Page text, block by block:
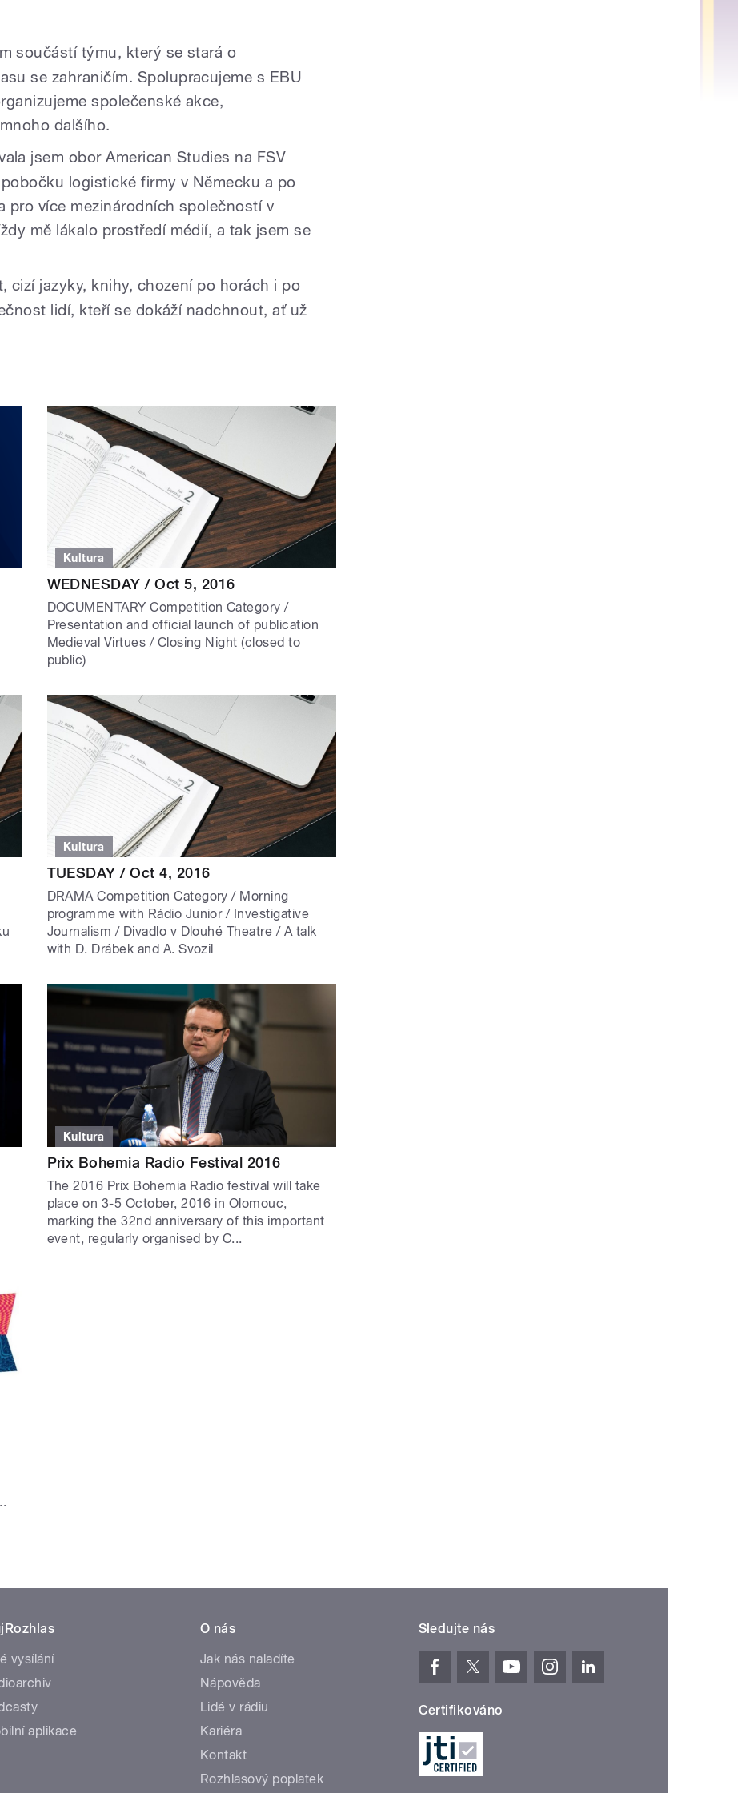
součástí týmu, který se stará o
se zahraničím. Spolupracujeme s EBU
společenské akce,
dalšího.
jsem obor American Studies na FSV
logistické firmy v Německu a po
pro více mezinárodních společností v
mě lákalo prostředí médií, a tak jsem se
cizí jazyky, knihy, chození po horách i po
lidí, kteří se dokáží nadchnout, ať už
Kultura
WEDNESDAY / Oct 5, 2016
DOCUMENTARY Competition Category /
Presentation and official launch of publication
Medieval Virtues / Closing Night (closed to
public)
Kultura
TUESDAY / Oct 4, 2016
DRAMA Competition Category / Morning
programme with Rádio Junior / Investigative
Journalism / Divadlo v Dlouhé Theatre / A talk
with D. Drábek and A. Svozil
Kultura
Prix Bohemia Radio Festival 2016
The 2016 Prix Bohemia Radio festival will take
place on 3-5 October, 2016 in Olomouc,
marking the 32nd anniversary of this important
event, regularly organised by C...
vysílání
aplikace
O nás
Jak nás naladíte
Nápověda
Lidé v rádiu
Kariéra
Kontakt
Rozhlasový poplatek
Sledujte nás
Certifikováno